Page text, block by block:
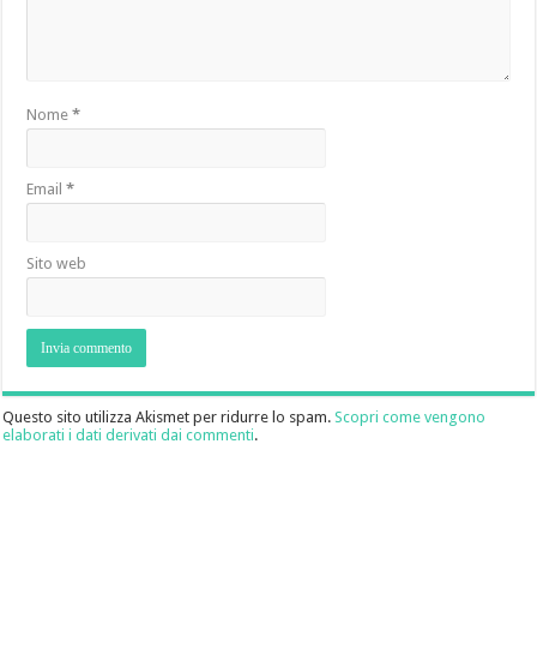
Nome*
Email*
Sito web
Questo sito utilizza Akismet per ridurre lo spam.Scopri come vengono
elaborati i dati derivati dai commenti.